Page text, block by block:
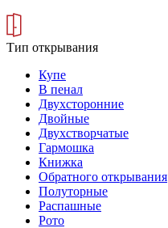
Тип открывания
Купе
В пенал
Двухсторонние
Двойные
Двухстворчатые
Гармошка
Книжка
Обратного открывания
Полуторные
Распашные
Рото